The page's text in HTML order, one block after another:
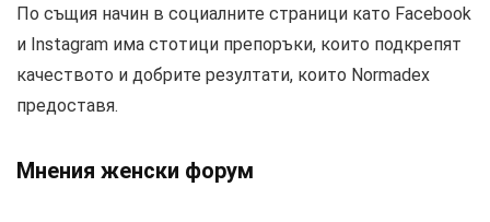
По същия начин в социалните страници като Facebook
и Instagram има стотици препоръки, които подкрепят
качеството и добрите резултати, които Normadex
предоставя.
Мнения женски форум